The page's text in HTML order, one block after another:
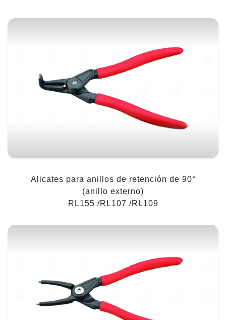
Alicates para anillos de retención de 90°
(anillo externo)
RL155 /RL107 /RL109